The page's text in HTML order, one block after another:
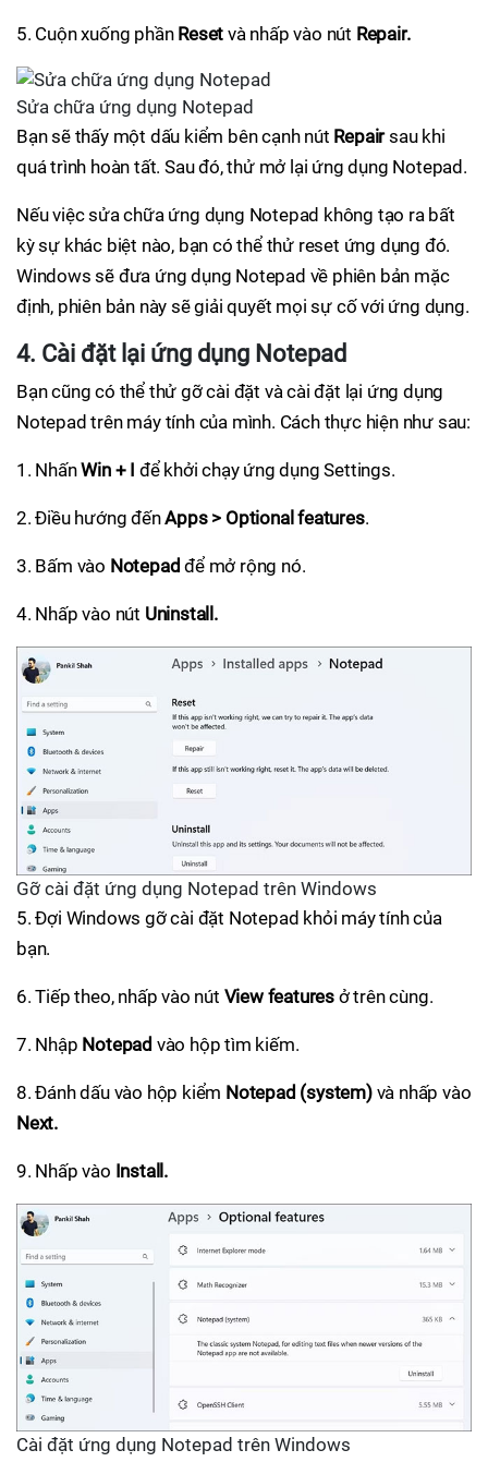
5. Cuộn xuống phần Reset và nhấp vào nút Repair.
Sửa chữa ứng dụng Notepad
Bạn sẽ thấy một dấu kiểm bên cạnh nút Repairsau khi
quá trình hoàn tất. Sau đó, thử mở lại ứng dụng Notepad.
Nếu việc sửa chữa ứng dụng Notepad không tạo ra bất
kỳ sự khác biệt nào, bạn có thể thử reset ứng dụng đó.
Windows sẽ đưa ứng dụng Notepad về phiên bản mặc
định, phiên bản này sẽ giải quyết mọi sự cố với ứng dụng.
4. Cài đặt lại ứng dụng Notepad
Bạn cũng có thể thử gỡ cài đặt và cài đặt lại ứng dụng
Notepad trên máy tính của mình. Cách thực hiện như sau:
1. NhấnWin + I để khởi chạy ứng dụng Settings.
2. Điều hướng đếnApps > Optional features.
3. Bấm vào Notepad để mở rộng nó.
4. Nhấp vào nút Uninstall.
Gỡ cài đặt ứng dụng Notepad trên Windows
5. Đợi Windows gỡ cài đặt Notepad khỏi máy tính của
bạn.
6. Tiếp theo, nhấp vào nút View features ở trên cùng.
7. Nhập Notepad vào hộp tìm kiếm.
8. Đánh dấu vào hộp kiểm Notepad (system)và nhấp vào
Next.
9. Nhấp vào Install.
Cài đặt ứng dụng Notepad trên Windows